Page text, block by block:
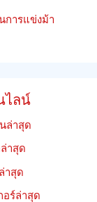
การแข่งม้า
ไลน์
ล่าสุด
าสุด
าสุด
อร์ล่าสุด